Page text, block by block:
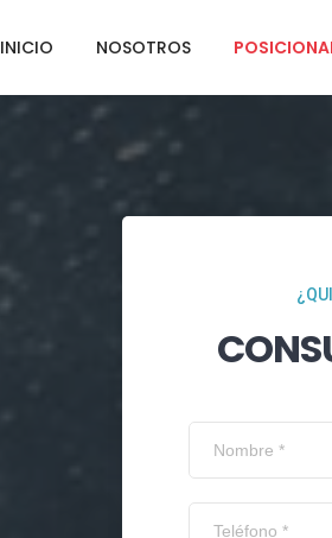
INICIO NOSOTROS